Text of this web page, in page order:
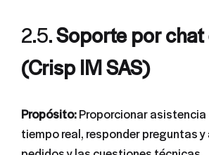
2.5.Soporte por chat
(Crisp IM SAS)
Propósito:Proporcionar asistencia
tiempo real, responder preguntas